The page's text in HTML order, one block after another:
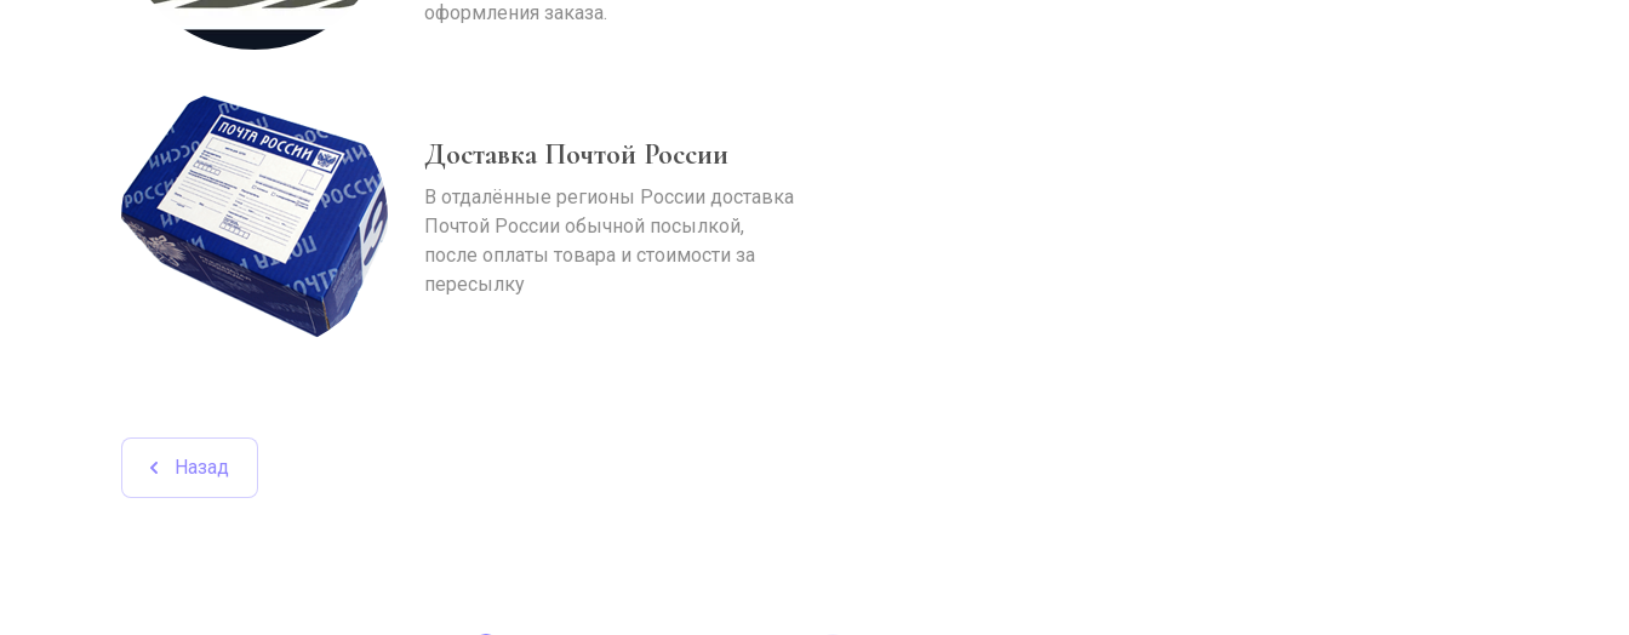
оформления заказа.
Доставка Почтой России
В отдалённые регионы России доставка
Почтой России обычной посылкой,
после оплаты товара и стоимости за
пересылку
Назад